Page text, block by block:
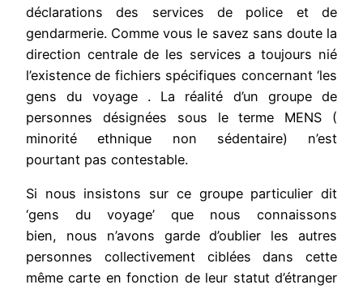
déclarations des services de police et de
gendarmerie. Comme vous le savez sans doute la
direction centrale de les services a toujours nié
l’existence de fichiers spécifiques concernant ‘les
gens du voyage . La réalité d’un groupe de
personnes désignées sous le terme MENS (
minorité ethnique non sédentaire) n’est
pourtant pas contestable.
Si nous insistons sur ce groupe particulier dit
‘gens du voyage’ que nous connaissons
bien, nous n’avons garde d’oublier les autres
personnes collectivement ciblées dans cette
même carte en fonction de leur statut d’étranger